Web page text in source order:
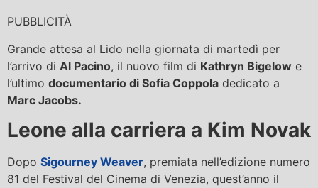
PUBBLICITÀ
Grande attesa al Lido nella giornata di martedì per
l’arrivo di Al Pacino, il nuovo film di Kathryn Bigelow e
l’ultimo documentario di Sofia Coppola dedicato a
Marc Jacobs.
Leone alla carriera a Kim Novak
Dopo Sigourney Weaver, premiata nell’edizione numero
81 del Festival del Cinema di Venezia, quest’anno il